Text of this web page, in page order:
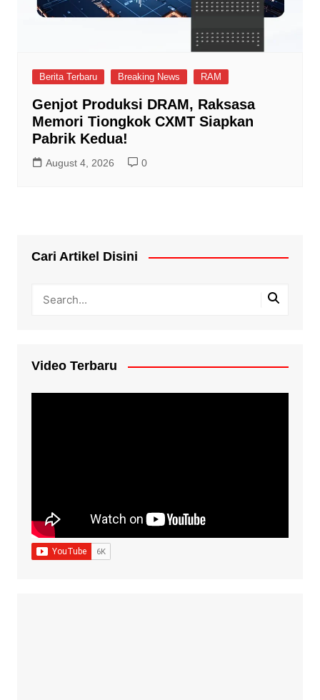
Berita Terbaru Breaking News RAM
Genjot Produksi DRAM, Raksasa
Memori Tiongkok CXMT Siapkan
Pabrik Kedua!
August 4, 2026 0
Cari Artikel Disini
Video Terbaru